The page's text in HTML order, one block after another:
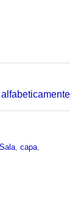
alfabeticamente
,capa